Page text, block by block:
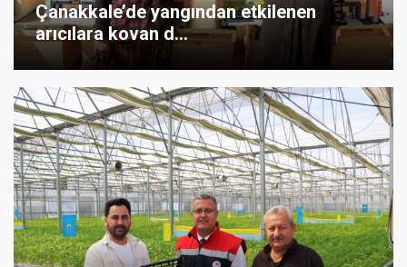
Çanakkale’de yangından etkilenen
arıcılara kovan d...